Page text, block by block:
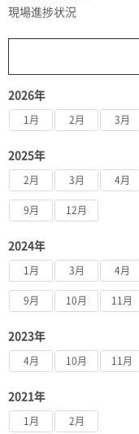
現場進捗状況
2026年
1月 2月 3月
2025年
2月 3月 4月
9月 12月
2024年
1月 3月 4月
9月 10月 11月
2023年
4月 10月 11月
2021年
1月 2月